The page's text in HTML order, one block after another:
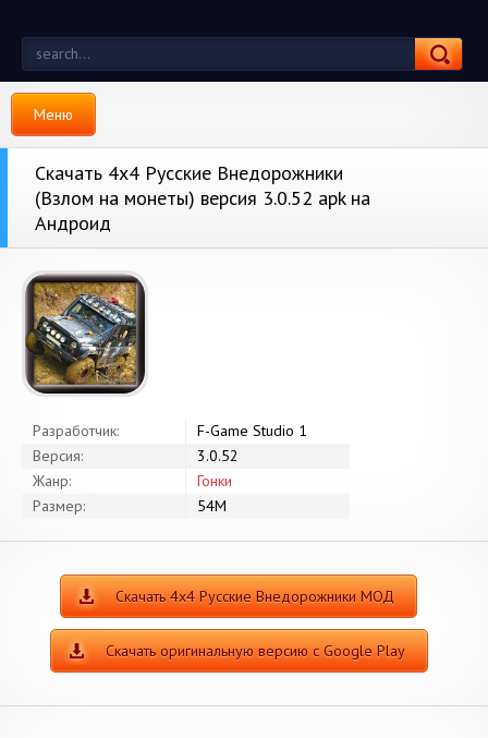
Меню
Скачать 4х4 Русские Внедорожники
(Взлом на монеты) версия 3.0.52 apk на
Андроид
Разработчик:
F-Game Studio 1
Версия:
3.0.52
Жанр:
Гонки
Размер:
54M
Скачать 4х4 Русские Внедорожники МОД
Скачать оригинальную версию с Google Play